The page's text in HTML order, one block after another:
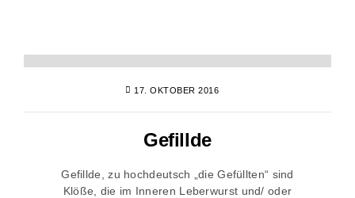
17. OKTOBER 2016
Gefillde
Gefillde, zu hochdeutsch „die Gefüllten“ sind
Klöße, die im Inneren Leberwurst und/ oder